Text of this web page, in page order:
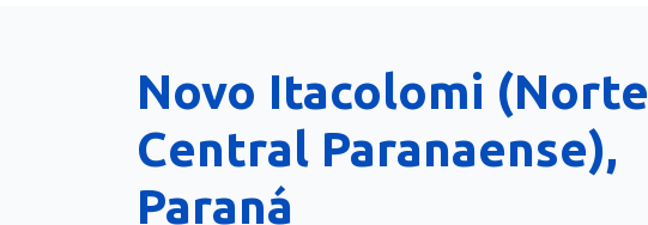
Novo Itacolomi (Norte
Central Paranaense),
Paraná